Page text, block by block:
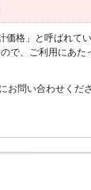
格」と呼ばれて
、ご利用にあた
問い合わせくださ